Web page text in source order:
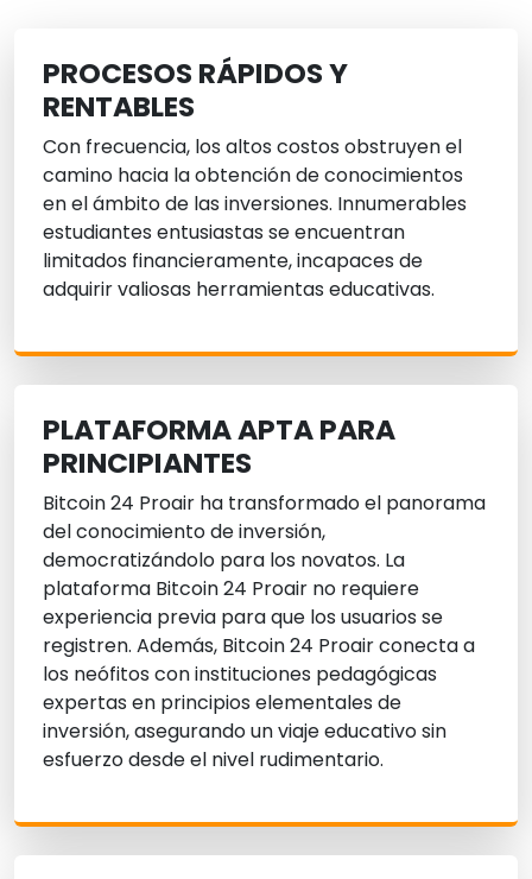
PROCESOS RÁPIDOS Y
RENTABLES
Con frecuencia, los altos costos obstruyen el
camino hacia la obtención de conocimientos
en el ámbito de las inversiones. Innumerables
estudiantes entusiastas se encuentran
limitados financieramente, incapaces de
adquirir valiosas herramientas educativas.
PLATAFORMA APTA PARA
PRINCIPIANTES
Bitcoin 24 Proair ha transformado el panorama
del conocimiento de inversión,
democratizándolo para los novatos. La
plataforma Bitcoin 24 Proair no requiere
experiencia previa para que los usuarios se
registren. Además, Bitcoin 24 Proair conecta a
los neófitos con instituciones pedagógicas
expertas en principios elementales de
inversión, asegurando un viaje educativo sin
esfuerzo desde el nivel rudimentario.